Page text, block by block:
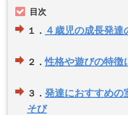
目次
１． ４歳児の成長発達
２．性格や遊びの特徴
３． 発達におすすめの
そび